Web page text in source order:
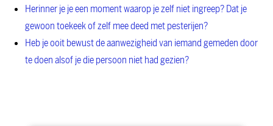
Herinner je je een moment waarop je zelf niet ingreep? Dat je
gewoon toekeek of zelf mee deed met pesterijen?
Heb je ooit bewust de aanwezigheid van iemand gemeden door
te doen alsof je die persoon niet had gezien?